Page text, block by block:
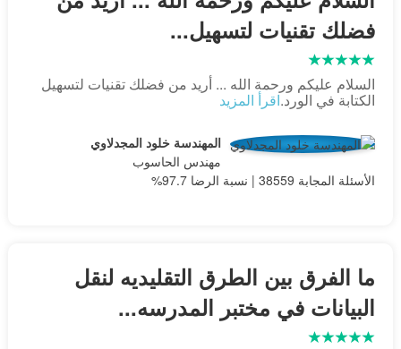
فضلك تقنيات لتسهيل...
السلام عليكم ورحمة الله ... أريد من فضلك تقنيات لتسهيل
الكتابة في الورد.اقرأ المزيد
المهندسة خلود المجدلاوي
مهندس الحاسوب
الأسئلة المجابة 38559 | نسبة الرضا 97.7%
ما الفرق بين الطرق التقليديه لنقل
البيانات في مختبر المدرسه...